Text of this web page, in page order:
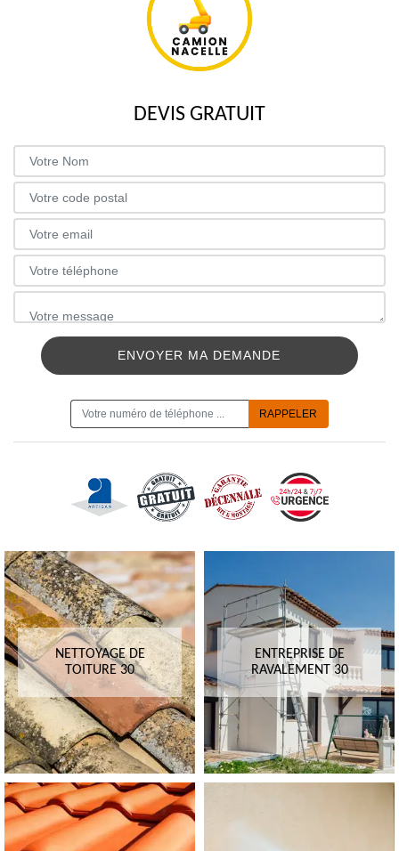
DEVIS GRATUIT
NETTOYAGE DE
TOITURE 30
ENTREPRISE DE
RAVALEMENT 30